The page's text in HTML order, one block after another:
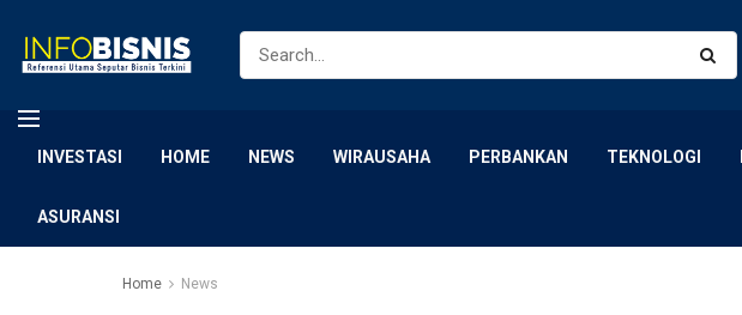
INVESTASI HOME NEWS WIRAUSAHA PERBANKAN TEKNOLOGI
ASURANSI
Home News